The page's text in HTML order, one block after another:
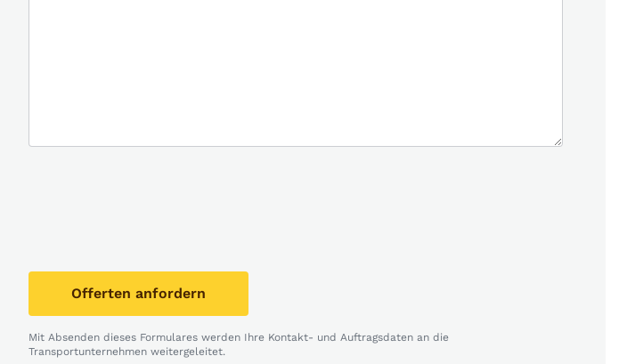
Offerten anfordern
Mit Absenden dieses Formulares werden Ihre Kontakt- und Auftragsdaten an die
Transportunternehmen weitergeleitet.